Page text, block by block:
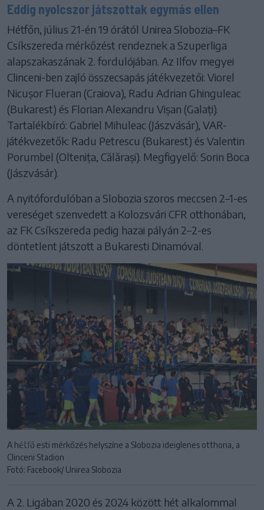
Eddig nyolcszor játszottak egymás ellen
Hétfőn, július 21-én 19 órától Unirea Slobozia–FK
Csíkszereda mérkőzést rendeznek a Szuperliga
alapszakaszának 2. fordulójában. Az Ilfov megyei
Clinceni-ben zajló összecsapás játékvezetői: Viorel
Nicușor Flueran (Craiova), Radu Adrian Ghinguleac
(Bukarest) és Florian Alexandru Vișan (Galați).
Tartalékbíró: Gabriel Mihuleac (Jászvásár), VAR-
játékvezetők: Radu Petrescu (Bukarest) és Valentin
Porumbel (Oltenița, Călărași). Megfigyelő: Sorin Boca
(Jászvásár).
A nyitófordulóban a Slobozia szoros meccsen 2–1-es
vereséget szenvedett a Kolozsvári CFR otthonában,
az FK Csíkszereda pedig hazai pályán 2–2-es
döntetlent játszott a Bukaresti Dinamóval.
A hétfő esti mérkőzés helyszíne a Slobozia ideiglenes otthona, a
Clinceni Stadion
Fotó: Facebook/ Unirea Slobozia
A 2. Ligában 2020 és 2024 között hét alkalommal